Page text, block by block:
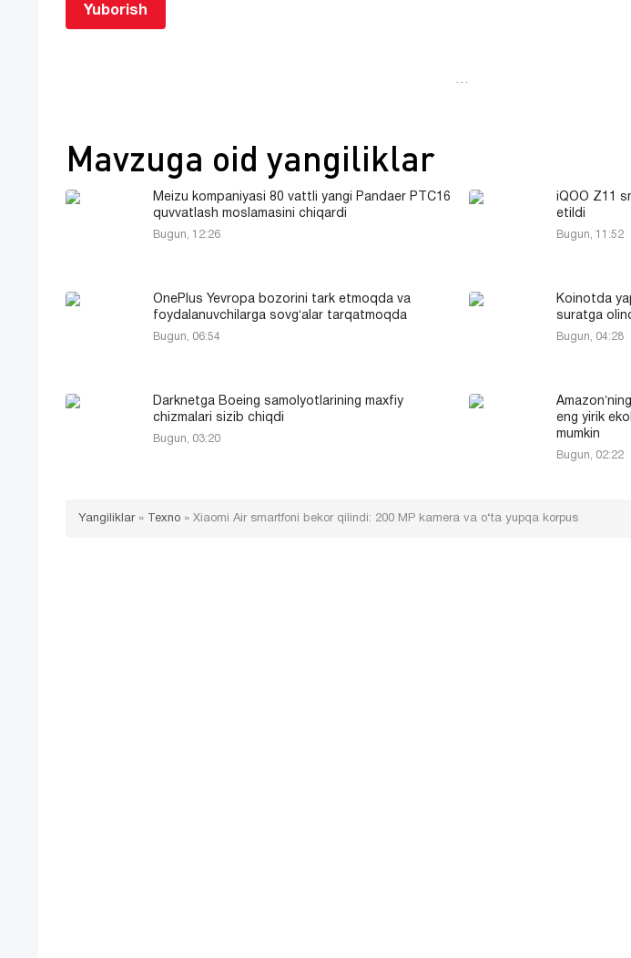
Yuborish
Mavzuga oid yangiliklar
Meizu kompaniyasi 80 vattli yangi Pandaer PTC16
quvvatlash moslamasini chiqardi
Bugun, 12:26
iQOO Z11
etildi
Bugun, 11:52
OnePlus Yevropa bozorini tark etmoqda va
foydalanuvchilarga sovgʻalar tarqatmoqda
Bugun, 06:54
Koinotda
suratga
Bugun, 04:28
Darknetga Boeing samolyotlarining maxfiy
chizmalari sizib chiqdi
Bugun, 03:20
eng yirik
mumkin
Bugun, 02:22
Yangiliklar» Texno » Xiaomi Air smartfoni bekor qilindi: 200 MP kamera va o‘ta yupqa korpus